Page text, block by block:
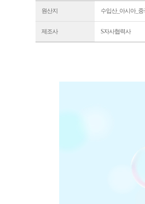
원산지 수입산_아시아_중
제조사 S자사협력사